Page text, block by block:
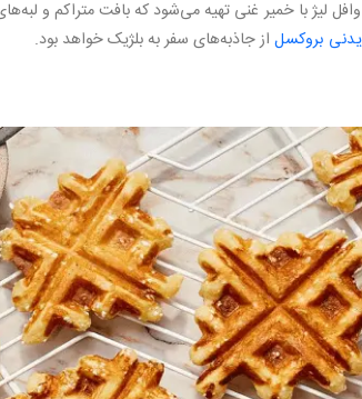
لیژ با خمیر غنی تهیه می‌شود که بافت متراکم و
بروکسلاز جاذبه‌های سفر به بلژیک خواهد بود.